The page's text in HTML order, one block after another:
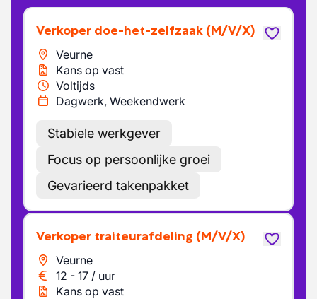
Verkoper doe-het-zelfzaak (M/V/X)
Veurne
Kans op vast
Voltijds
Dagwerk, Weekendwerk
Stabiele werkgever
Focus op persoonlijke groei
Gevarieerd takenpakket
Verkoper traiteurafdeling (M/V/X)
Veurne
12 - 17 / uur
Kans op vast